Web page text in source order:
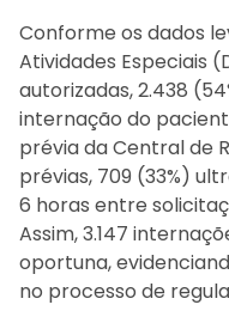
Conforme os dados
Atividades Especiais
autorizadas, 2.438
internação do
prévia da Central de
prévias, 709 (33%)
6 horas entre
Assim, 3.147
oportuna,
no processo de